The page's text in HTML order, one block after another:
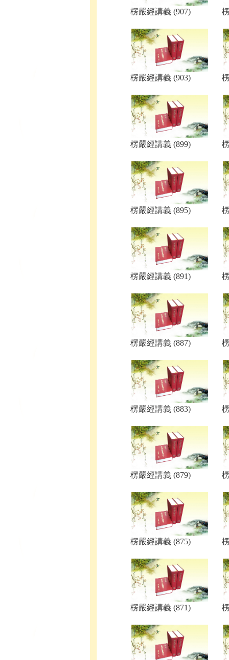
楞嚴經講義 (907)
楞嚴經講義 (903)
楞嚴經講義 (899)
楞嚴經講義 (895)
楞嚴經講義 (891)
楞嚴經講義 (887)
楞嚴經講義 (883)
楞嚴經講義 (879)
楞嚴經講義 (875)
楞嚴經講義 (871)